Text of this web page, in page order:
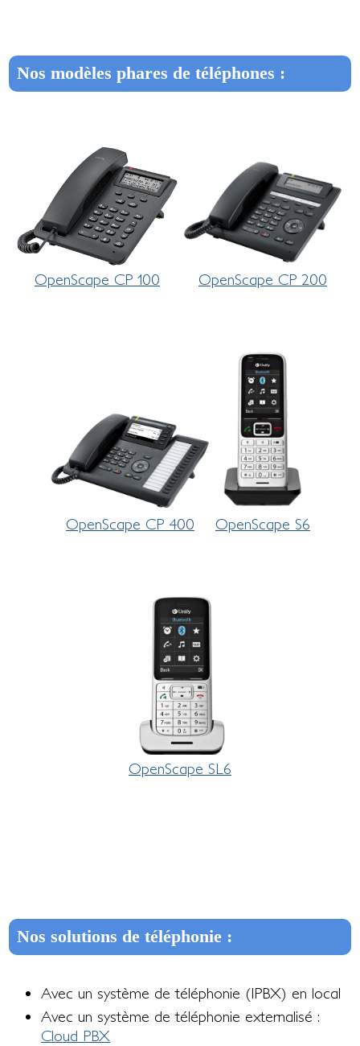
Nos modèles phares de téléphones :
OpenScape CP 100 OpenScape CP 200
OpenScape CP 400 OpenScape S6
OpenScape SL6
Nos solutions de téléphonie :
Avec un système de téléphonie (IPBX) en local
Avec un système de téléphonie externalisé :
Cloud PBX